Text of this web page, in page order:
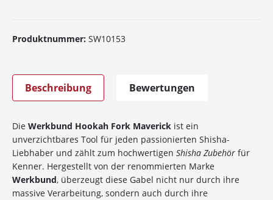
Produktnummer: SW10153
Beschreibung Bewertungen
Die Werkbund Hookah Fork Maverick ist ein
unverzichtbares Tool für jeden passionierten Shisha-
Liebhaber und zählt zum hochwertigen Shisha Zubehör für
Kenner. Hergestellt von der renommierten Marke
Werkbund, überzeugt diese Gabel nicht nur durch ihre
massive Verarbeitung, sondern auch durch ihre